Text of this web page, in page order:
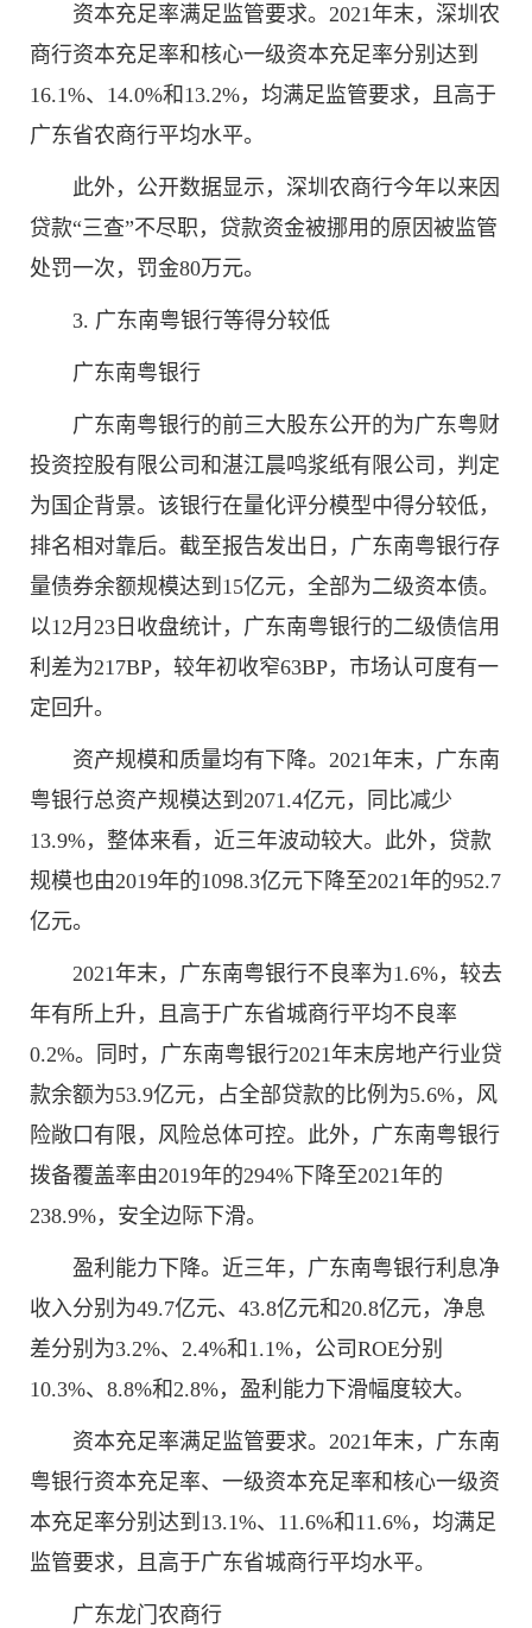
资本充足率满足监管要求。2021年末，深圳农
商行资本充足率和核心一级资本充足率分别达到
16.1%、14.0%和13.2%，均满足监管要求，且高于
广东省农商行平均水平。
此外，公开数据显示，深圳农商行今年以来因
贷款“三查”不尽职，贷款资金被挪用的原因被监管
处罚一次，罚金80万元。
3. 广东南粤银行等得分较低
广东南粤银行
广东南粤银行的前三大股东公开的为广东粤财
投资控股有限公司和湛江晨鸣浆纸有限公司，判定
为国企背景。该银行在量化评分模型中得分较低，
排名相对靠后。截至报告发出日，广东南粤银行存
量债券余额规模达到15亿元，全部为二级资本债。
以12月23日收盘统计，广东南粤银行的二级债信用
利差为217BP，较年初收窄63BP，市场认可度有一
定回升。
资产规模和质量均有下降。2021年末，广东南
粤银行总资产规模达到2071.4亿元，同比减少
13.9%，整体来看，近三年波动较大。此外，贷款
规模也由2019年的1098.3亿元下降至2021年的952.7
亿元。
2021年末，广东南粤银行不良率为1.6%，较去
年有所上升，且高于广东省城商行平均不良率
0.2%。同时，广东南粤银行2021年末房地产行业贷
款余额为53.9亿元，占全部贷款的比例为5.6%，风
险敞口有限，风险总体可控。此外，广东南粤银行
拨备覆盖率由2019年的294%下降至2021年的
238.9%，安全边际下滑。
盈利能力下降。近三年，广东南粤银行利息净
收入分别为49.7亿元、43.8亿元和20.8亿元，净息
差分别为3.2%、2.4%和1.1%，公司ROE分别
10.3%、8.8%和2.8%，盈利能力下滑幅度较大。
资本充足率满足监管要求。2021年末，广东南
粤银行资本充足率、一级资本充足率和核心一级资
本充足率分别达到13.1%、11.6%和11.6%，均满足
监管要求，且高于广东省城商行平均水平。
广东龙门农商行